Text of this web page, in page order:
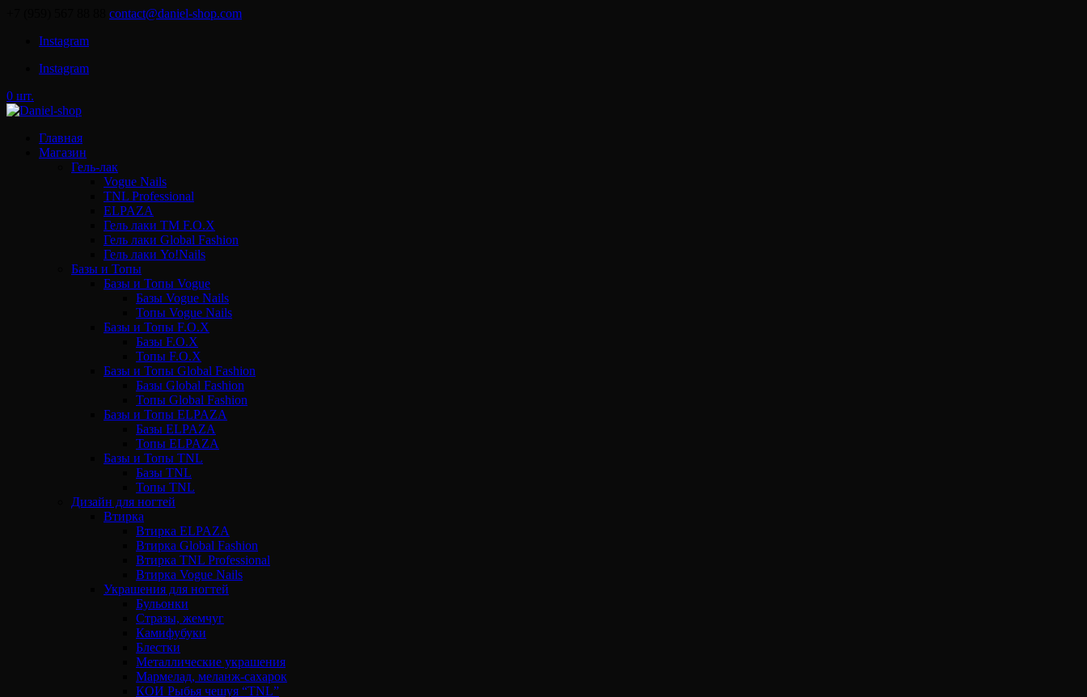
contact@daniel-shop.com
Instagram
Instagram
0 шт.
Главная
Магазин
Гель-лак
Vogue Nails
TNL Professional
ELPAZA
Гель лаки ТМ F.O.X
Гель лаки Global Fashion
Гель лаки Yo!Nails
Базы и Топы
Базы и Топы Vogue
Базы Vogue Nails
Топы Vogue Nails
Базы и Топы F.O.X
Базы F.O.X
Топы F.O.X
Базы и Топы Global Fashion
Базы Global Fashion
Топы Global Fashion
Базы и Топы ELPAZA
Базы ELPAZA
Топы ELPAZA
Базы и Топы TNL
Базы TNL
Топы TNL
Дизайн для ногтей
Втирка
Втирка ELPAZA
Втирка Global Fashion
Втирка TNL Professional
Втирка Vogue Nails
Украшения для ногтей
Бульонки
Стразы, жемчуг
Камифубуки
Блестки
Металлические украшения
Мармелад, меланж-сахарок
КОИ Рыбья чешуя “TNL”